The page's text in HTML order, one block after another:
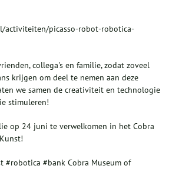
activiteiten/picasso-robot-robotica-
collega's en familie, zodat zoveel
krijgen om deel te nemen aan deze
we samen de creativiteit en technologie
stimuleren!
op 24 juni te verwelkomen in het Cobra
#robotica #bank Cobra Museum of